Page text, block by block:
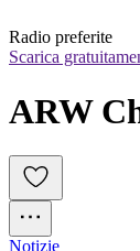
Radio preferite
Scarica
ARW
Notizie